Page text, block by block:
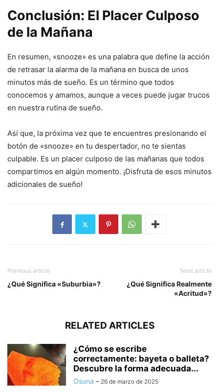
Conclusión: El Placer Culposo
de la Mañana
En resumen, «snooze» es una palabra que define la acción
de retrasar la alarma de la mañana en busca de unos
minutos más de sueño. Es un término que todos
conocemos y amamos, aunque a veces puede jugar trucos
en nuestra rutina de sueño.
Así que, la próxima vez que te encuentres presionando el
botón de «snooze» en tu despertador, no te sientas
culpable. Es un placer culposo de las mañanas que todos
compartimos en algún momento. ¡Disfruta de esos minutos
adicionales de sueño!
Previous article
¿Qué Significa «Suburbia»?
Next article
¿Qué Significa Realmente
«Acritud»?
RELATED ARTICLES
¿Cómo se escribe
correctamente: bayeta o balleta?
Descubre la forma adecuada...
Osuna - 26 de marzo de 2025